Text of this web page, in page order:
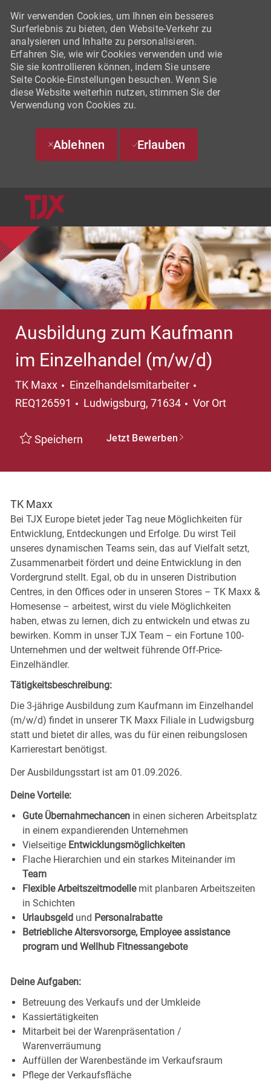
Wir verwenden Cookies, um Ihnen ein besseres
Surferlebnis zu bieten, den Website-Verkehr zu
analysieren und Inhalte zu personalisieren.
Erfahren Sie, wie wir Cookies verwenden und wie
Sie sie kontrollieren können, indem Sie unsere
Seite Cookie-Einstellungen besuchen. Wenn Sie
diese Website weiterhin nutzen, stimmen Sie der
Verwendung von Cookies zu.
Ablehnen Erlauben
Ausbildung zum Kaufmann
im Einzelhandel (m/w/d)
TK Maxx Kategorie
Einzelhandelsmitarbeiter
REQ126591
Ort
Ludwigsburg, 71634 Vor Ort
Speichern Jetzt Bewerben
TK Maxx
Bei TJX Europe bietet jeder Tag neue Möglichkeiten für
Entwicklung, Entdeckungen und Erfolge. Du wirst Teil
unseres dynamischen Teams sein, das auf Vielfalt setzt,
Zusammenarbeit fördert und deine Entwicklung in den
Vordergrund stellt. Egal, ob du in unseren Distribution
Centres, in den Offices oder in unseren Stores – TK Maxx &
Homesense – arbeitest, wirst du viele Möglichkeiten
haben, etwas zu lernen, dich zu entwickeln und etwas zu
bewirken. Komm in unser TJX Team – ein Fortune 100-
Unternehmen und der weltweit führende Off-Price-
Einzelhändler.
Tätigkeitsbeschreibung:
Die 3-jährige Ausbildung zum Kaufmann im Einzelhandel
(m/w/d) findet in unserer TK Maxx Filiale in Ludwigsburg
statt und bietet dir alles, was du für einen reibungslosen
Karrierestart benötigst.
Der Ausbildungsstart ist am 01.09.2026.
Deine Vorteile:
Gute Übernahmechancenin einen sicheren Arbeitsplatz
in einem expandierenden Unternehmen
Vielseitige Entwicklungsmöglichkeiten
Flache Hierarchien und ein starkes Miteinander im
Team
Flexible Arbeitszeitmodellemit planbaren Arbeitszeiten
in Schichten
Urlaubsgeld und Personalrabatte
Betriebliche Altersvorsorge, Employee assistance
program und Wellhub Fitnessangebote
Deine Aufgaben:
Betreuung des Verkaufs und der Umkleide
Kassiertätigkeiten
Mitarbeit bei der Warenpräsentation /
Warenverräumung
Auffüllen der Warenbestände im Verkaufsraum
Pflege der Verkaufsfläche